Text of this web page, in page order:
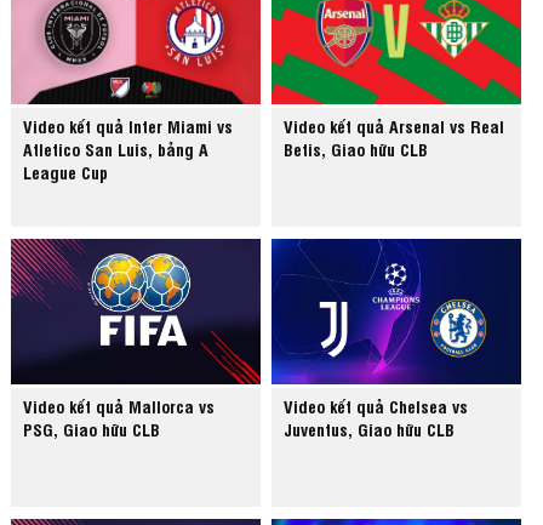
Video kết quả Inter Miami vs
Atletico San Luis, bảng A
League Cup
Video kết quả Arsenal vs Real
Betis, Giao hữu CLB
Video kết quả Mallorca vs
PSG, Giao hữu CLB
Video kết quả Chelsea vs
Juventus, Giao hữu CLB